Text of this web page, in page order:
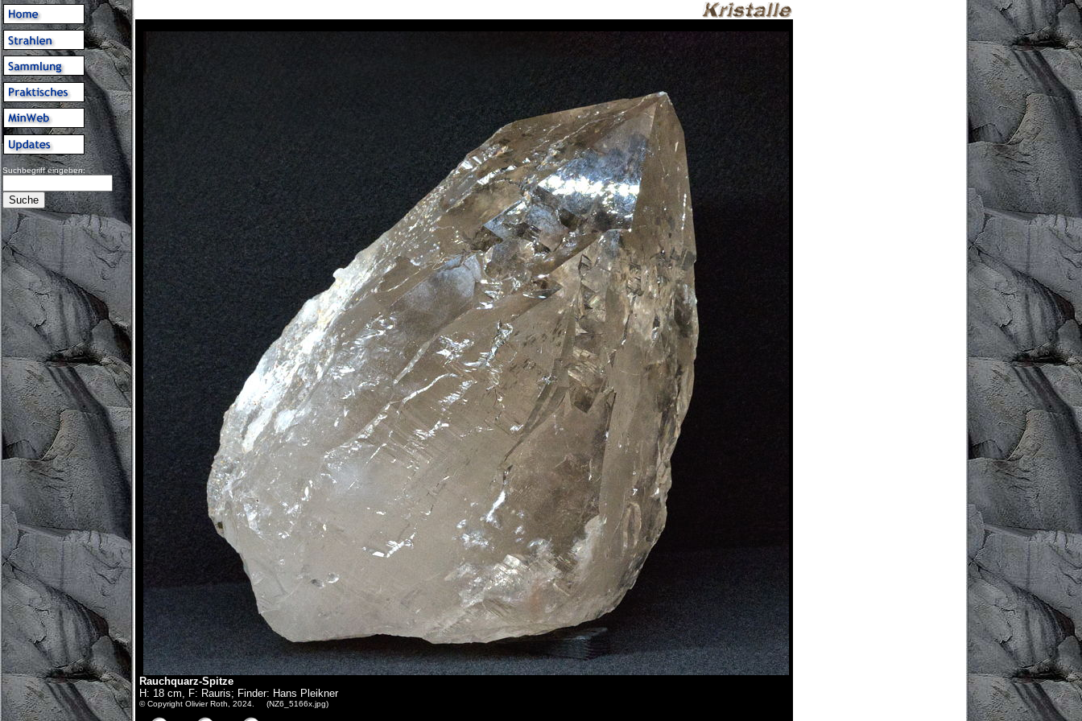
Suchbegriff eingeben:
Rauchquarz-Spitze
H: 18 cm, F: Rauris; Finder: Hans Pleikner
© Copyright Olivier Roth, 2024. (NZ6_5166x.jpg)